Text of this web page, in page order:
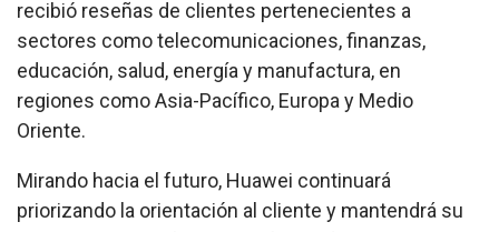
recibió reseñas de clientes pertenecientes a
sectores como telecomunicaciones, finanzas,
educación, salud, energía y manufactura, en
regiones como Asia-Pacífico, Europa y Medio
Oriente.
Mirando hacia el futuro, Huawei continuará
priorizando la orientación al cliente y mantendrá su